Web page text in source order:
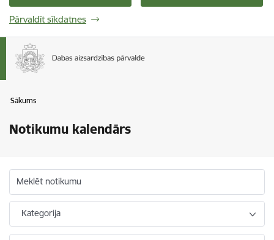
Pārvaldīt sīkdatnes
Sākums
Notikumu kalendārs
Meklēt notikumu
Kategorija